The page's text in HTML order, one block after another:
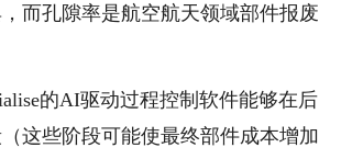
而孔隙率是航空航天领域部件报废
的AI驱动过程控制软件能够在后
这些阶段可能使最终部件成本增加